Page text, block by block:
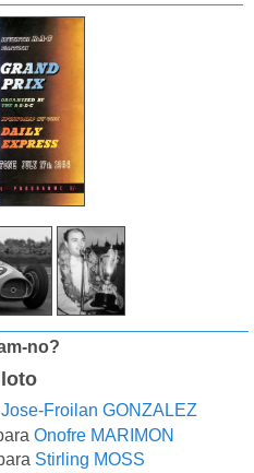
no?
Jose-Froilan GONZALEZ
Onofre MARIMON
Stirling MOSS